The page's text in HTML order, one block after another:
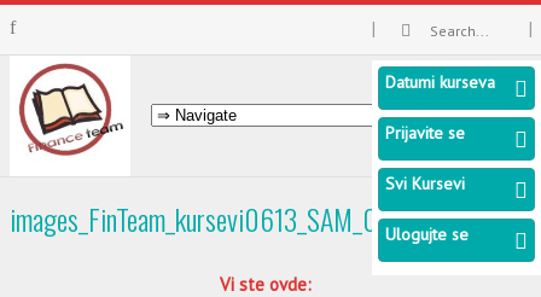
images_FinTeam_kursevi0613_SAM_0156
Vi ste ovde:
Datumi kurseva
Prijavite se
Svi Kursevi
Ulogujte se